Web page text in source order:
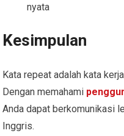
nyata
Kesimpulan
Kata repeat adalah kata
Dengan memahami
Anda dapat berkomunikasi
Inggris.